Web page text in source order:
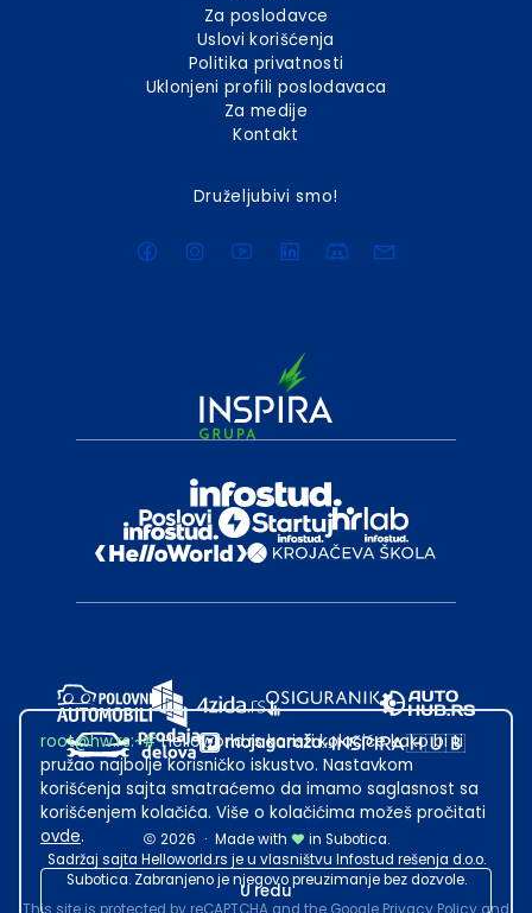
Za poslodavce
Uslovi korišćenja
Politika privatnosti
Uklonjeni profili poslodavaca
Za medije
Kontakt
Druželjubivi smo!
2026 · Made with
in Subotica.
Sadržaj sajta Helloworld.rs je u vlasništvu Infostud rešenja d.o.o.
Subotica. Zabranjeno je njegovo preuzimanje bez dozvole.
root@hw.rs:~#Helloworld.rs koristi kolačiće kako bi ti
pružao najbolje korisničko iskustvo. Nastavkom
korišćenja sajta smatraćemo da imamo saglasnost sa
korišćenjem kolačića. Više o kolačićima možeš pročitati
ovde.
U redu